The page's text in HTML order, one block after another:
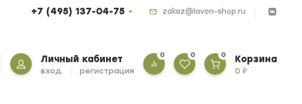
+7 (495) 137-04-75 zakaz@lavon-shop.ru
Личный кабинет
вход регистрация
0 0 0 Корзина
0₽